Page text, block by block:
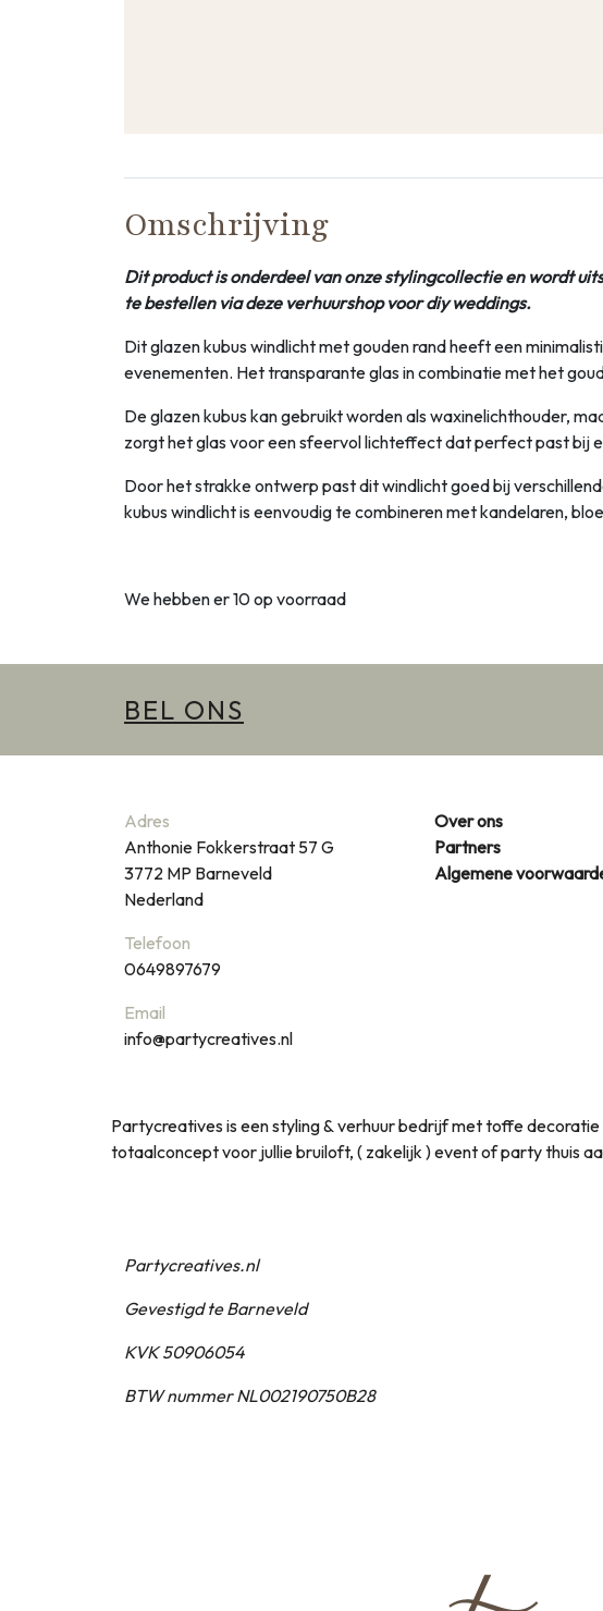
Omschrijving
Dit product is onderdeel van onze stylingcollectie en wordt
te bestellen via deze verhuurshop voor diy weddings.
Dit glazen kubus windlicht met gouden rand heeft een
evenementen. Het transparante glas in combinatie met het
De glazen kubus kan gebruikt worden als waxinelichthouder,
zorgt het glas voor een sfeervol lichteffect dat perfect past bij
Door het strakke ontwerp past dit windlicht goed bij
kubus windlicht is eenvoudig te combineren met kandelaren,
We hebben er 10 op voorraad
BEL ONS
Adres
Anthonie Fokkerstraat 57 G
3772 MP Barneveld
Nederland
Telefoon
0649897679
Email
info@partycreatives.nl
Over ons
Partners
Algemene
Partycreatives is een styling & verhuur bedrijf met toffe
totaalconcept voor jullie bruiloft, ( zakelijk ) event of party thuis
Partycreatives.nl
Gevestigd te Barneveld
KVK 50906054
BTW nummer NL002190750B28